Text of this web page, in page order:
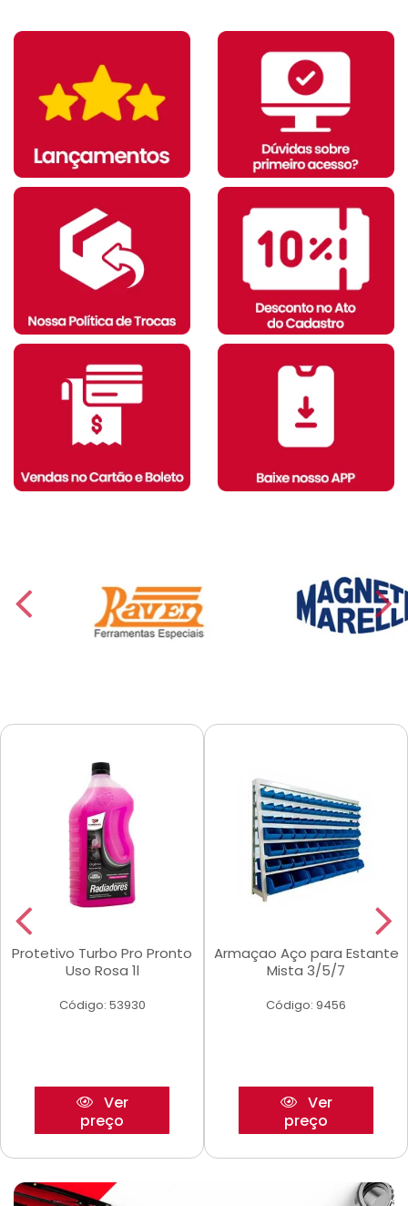
Protetivo Turbo Pro Pronto
Uso Rosa 1l
Código: 53930
Ver
preço
Armaçao Aço para Estante
Mista 3/5/7
Código: 9456
Ver
preço